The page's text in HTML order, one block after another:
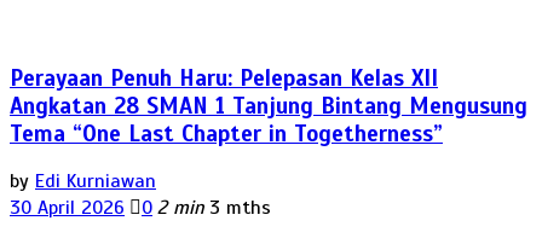
Perayaan Penuh Haru: Pelepasan Kelas XII
Angkatan 28 SMAN 1 Tanjung Bintang Mengusung
Tema “One Last Chapter in Togetherness”
by Edi Kurniawan
30 April 2026
0 2 min 3 mths